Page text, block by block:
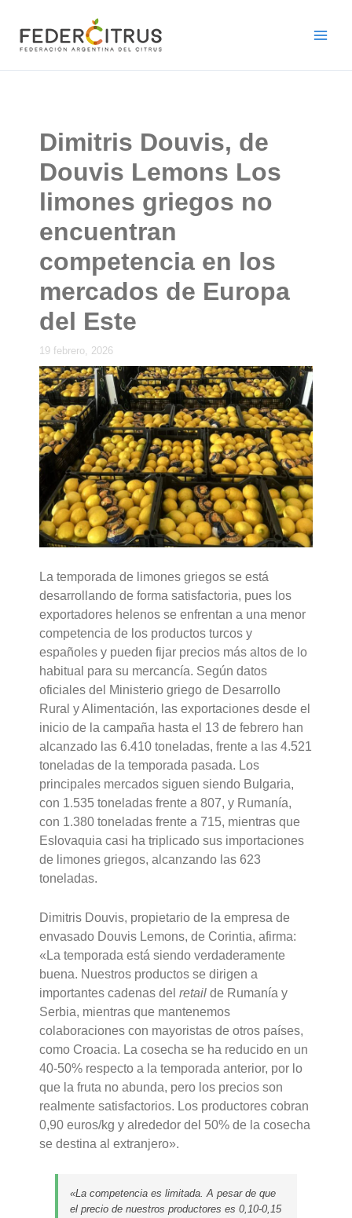
contenido
Dimitris Douvis, de
Douvis Lemons Los
limones griegos no
encuentran
competencia en los
mercados de Europa
del Este
19 febrero, 2026
La temporada de limones griegos se está
desarrollando de forma satisfactoria, pues los
exportadores helenos se enfrentan a una menor
competencia de los productos turcos y
españoles y pueden fijar precios más altos de lo
habitual para su mercancía. Según datos
oficiales del Ministerio griego de Desarrollo
Rural y Alimentación, las exportaciones desde el
inicio de la campaña hasta el 13 de febrero han
alcanzado las 6.410 toneladas, frente a las 4.521
toneladas de la temporada pasada. Los
principales mercados siguen siendo Bulgaria,
con 1.535 toneladas frente a 807, y Rumanía,
con 1.380 toneladas frente a 715, mientras que
Eslovaquia casi ha triplicado sus importaciones
de limones griegos, alcanzando las 623
toneladas.
Dimitris Douvis, propietario de la empresa de
envasado Douvis Lemons, de Corintia, afirma:
«La temporada está siendo verdaderamente
buena. Nuestros productos se dirigen a
importantes cadenas delretail de Rumanía y
Serbia, mientras que mantenemos
colaboraciones con mayoristas de otros países,
como Croacia. La cosecha se ha reducido en un
40-50% respecto a la temporada anterior, por lo
que la fruta no abunda, pero los precios son
realmente satisfactorios. Los productores cobran
0,90 euros/kg y alrededor del 50% de la cosecha
se destina al extranjero».
«La competencia es limitada. A pesar de que
el precio de nuestros productores es 0,10-0,15